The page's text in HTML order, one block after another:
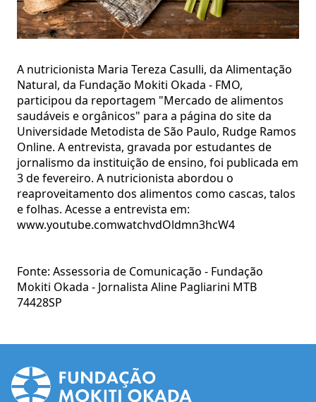
A nutricionista Maria Tereza Casulli, da Alimentação
Natural, da Fundação Mokiti Okada - FMO,
participou da reportagem "Mercado de alimentos
saudáveis e orgânicos" para a página do site da
Universidade Metodista de São Paulo, Rudge Ramos
Online. A entrevista, gravada por estudantes de
jornalismo da instituição de ensino, foi publicada em
3 de fevereiro. A nutricionista abordou o
reaproveitamento dos alimentos como cascas, talos
e folhas. Acesse a entrevista em:
www.youtube.comwatchvdOldmn3hcW4
Fonte: Assessoria de Comunicação - Fundação
Mokiti Okada - Jornalista Aline Pagliarini MTB
74428SP